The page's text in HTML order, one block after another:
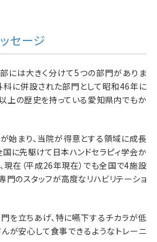
セージ
には大きく分けて5つの部門がありま
科に併設された部門として昭和46年に
上の歴史を持っている愛知県内でもか
始まり、当院が得意とする領域に成長
国に先駆けて日本ハンドセラピィ学会か
現在（平成26年現在）でも全国で4施設
門のスタッフが高度なリハビリテーショ
を立ちあげ、特に嚥下するチカラが低
が安心して食事できるようなトレーニ